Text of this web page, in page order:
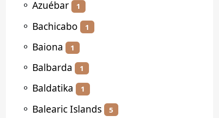
⚬ Azuébar 1
⚬ Bachicabo 1
⚬ Baiona 1
⚬ Balbarda 1
⚬ Baldatika 1
⚬ Balearic Islands 5